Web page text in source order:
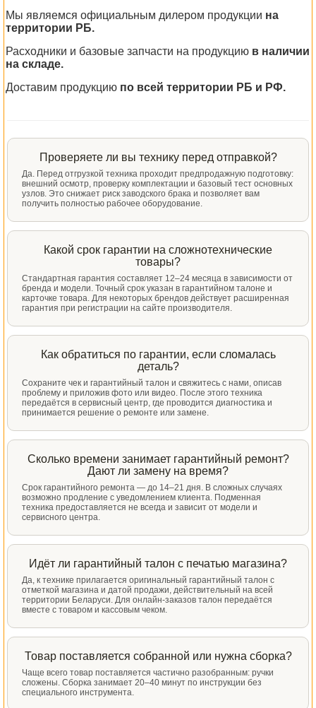
Мы являемся официальным дилером продукции на
территории РБ.
Расходники и базовые запчасти на продукцию в наличии
на складе.
Доставим продукцию по всей территории РБ и РФ.
Проверяете ли вы технику перед отправкой?
Да. Перед отгрузкой техника проходит предпродажную подготовку:
внешний осмотр, проверку комплектации и базовый тест основных
узлов. Это снижает риск заводского брака и позволяет вам
получить полностью рабочее оборудование.
Какой срок гарантии на сложнотехнические
товары?
Стандартная гарантия составляет 12–24 месяца в зависимости от
бренда и модели. Точный срок указан в гарантийном талоне и
карточке товара. Для некоторых брендов действует расширенная
гарантия при регистрации на сайте производителя.
Как обратиться по гарантии, если сломалась
деталь?
Сохраните чек и гарантийный талон и свяжитесь с нами, описав
проблему и приложив фото или видео. После этого техника
передаётся в сервисный центр, где проводится диагностика и
принимается решение о ремонте или замене.
Сколько времени занимает гарантийный ремонт?
Дают ли замену на время?
Срок гарантийного ремонта — до 14–21 дня. В сложных случаях
возможно продление с уведомлением клиента. Подменная
техника предоставляется не всегда и зависит от модели и
сервисного центра.
Идёт ли гарантийный талон с печатью магазина?
Да, к технике прилагается оригинальный гарантийный талон с
отметкой магазина и датой продажи, действительный на всей
территории Беларуси. Для онлайн-заказов талон передаётся
вместе с товаром и кассовым чеком.
Товар поставляется собранной или нужна сборка?
Чаще всего товар поставляется частично разобранным: ручки
сложены. Сборка занимает 20–40 минут по инструкции без
специального инструмента.